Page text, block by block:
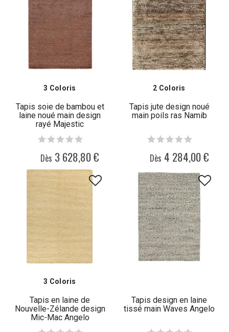
3 Coloris
Tapis soie de bambou et
laine noué main design
rayé Majestic
Dès 3 628,80 €
2 Coloris
Tapis jute design noué
main poils ras Namib
Dès 4 284,00 €
3 Coloris
Tapis en laine de
Nouvelle-Zélande design
Mic-Mac Angelo
Tapis design en laine
tissé main Waves Angelo